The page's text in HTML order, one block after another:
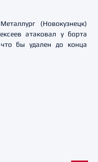
(Новокузнецк)
атаковал у борта
бы удален до конца